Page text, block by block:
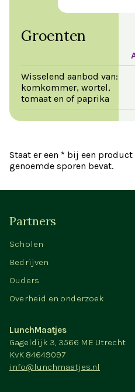
Groenten
Wisselend aanbod van:
komkommer, wortel,
tomaat en of paprika
Staat er een * bij een
genoemde sporen bevat.
Partners
Scholen
Bedrijven
Ouders
Overheid en onderzoek
LunchMaatjes
Gageldijk 3, 3566 ME Utrecht
KvK 84649097
info@lunchmaatjes.nl